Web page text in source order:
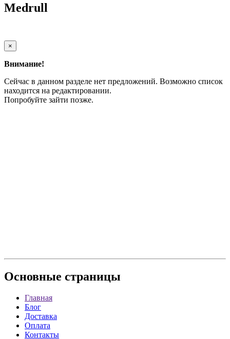
Medrull
×
Внимание!
Сейчас в данном разделе нет предложений. Возможно список
находится на редактировании.
Попробуйте зайти позже.
Основные страницы
Главная
Блог
Доставка
Оплата
Контакты